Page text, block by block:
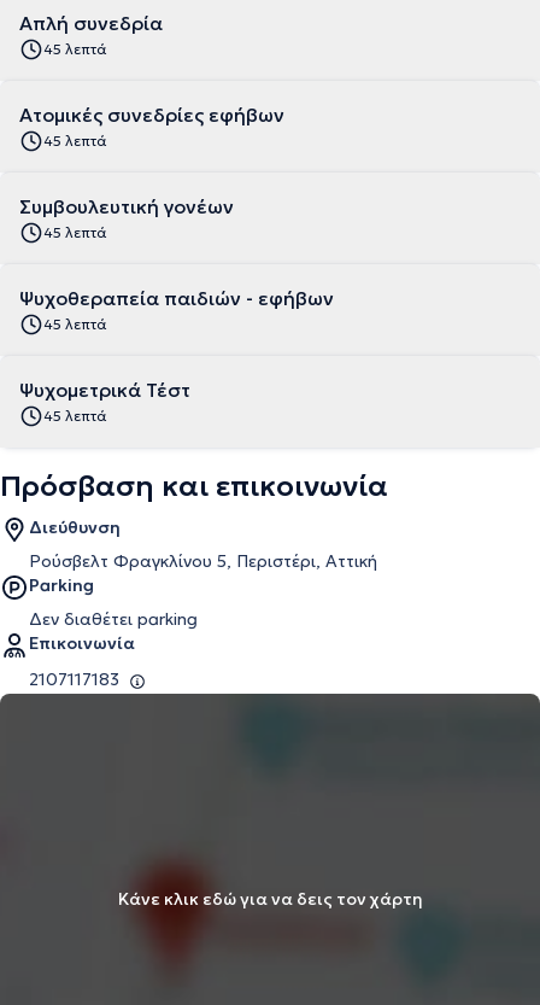
Απλή συνεδρία
45 λεπτά
Ατομικές συνεδρίες εφήβων
45 λεπτά
Συμβουλευτική γονέων
45 λεπτά
Ψυχοθεραπεία παιδιών - εφήβων
45 λεπτά
Ψυχομετρικά Τέστ
45 λεπτά
Πρόσβαση και επικοινωνία
Διεύθυνση
Ρούσβελτ Φραγκλίνου 5, Περιστέρι, Αττική
Parking
Δεν διαθέτει parking
Επικοινωνία
2107117183
Κάνε κλικ εδώ για να δεις τον χάρτη